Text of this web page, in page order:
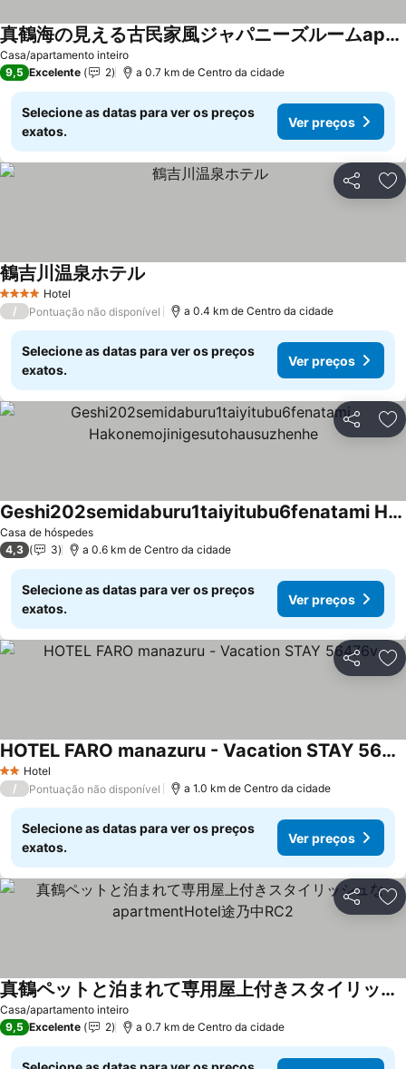
Casa/apartamento inteiro
真鶴海の見える古民家風ジャパニーズルームapartment Hotel途乃中W2
Ver preços
9,5 Excelente 2 a 0.7 km de Centro da cidade
Selecione as datas para ver os preços
exatos.
Ver preços
Partilhar
4 EstrelasHotel
鶴吉川温泉ホテル
/ Pontuação não disponível a 0.4 km de Centro da cidade
Selecione as datas para ver os preços
exatos.
Ver preços
Partilhar
Casa de hóspedes
Geshi202semidaburu1taiyitubu6fenatami Hakonemojinigesutohausuzhenhe
Ver preços
4,3 3 a 0.6 km de Centro da cidade
Selecione as datas para ver os preços
exatos.
Ver preços
Partilhar
2 Estrelas
Hotel
HOTEL FARO manazuru - Vacation STAY 56476v
Ver preços
/ Pontuação não disponível a 1.0 km de Centro da cidade
Selecione as datas para ver os preços
exatos.
Ver preços
Partilhar
Casa/apartamento inteiro
真鶴ペットと泊まれて専用屋上付きスタイリッシュなapartmentHotel途乃中RC2
Ver preços
9,5 Excelente 2 a 0.7 km de Centro da cidade